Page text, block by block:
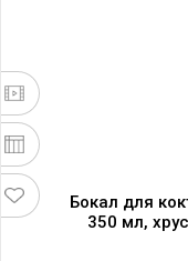
Бокал для
350 мл,